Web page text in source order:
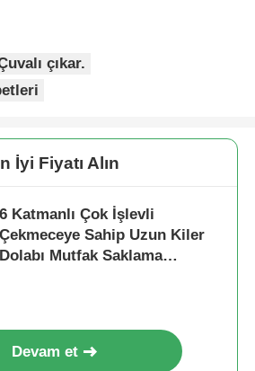
çıkar.
İyi Fiyatı Alın
6 Katmanlı Çok İşlevli
Çekmeceye Sahip Uzun Kiler
Dolabı Mutfak Saklama
Devam et